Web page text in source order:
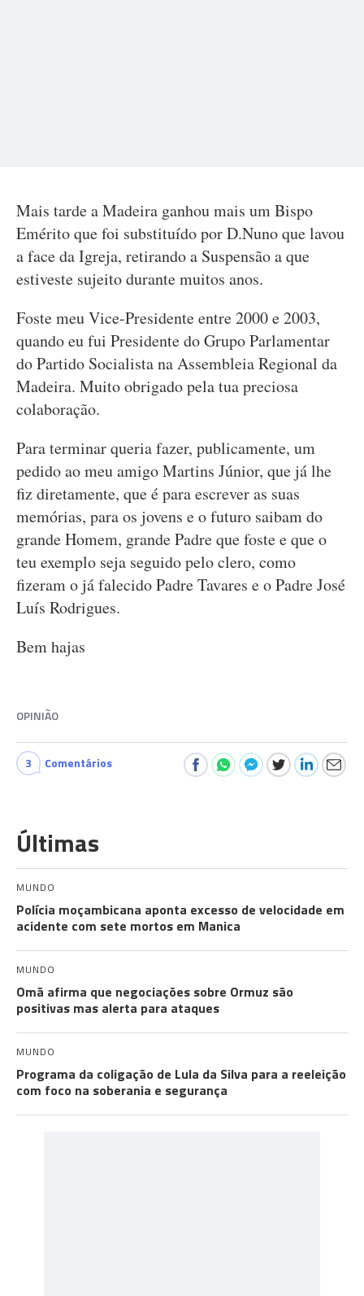
Mais tarde a Madeira ganhou mais um Bispo
Emérito que foi substituído por D.Nuno que lavou
a face da Igreja, retirando a Suspensão a que
estiveste sujeito durante muitos anos.
Foste meu Vice-Presidente entre 2000 e 2003,
quando eu fui Presidente do Grupo Parlamentar
do Partido Socialista na Assembleia Regional da
Madeira. Muito obrigado pela tua preciosa
colaboração.
Para terminar queria fazer, publicamente, um
pedido ao meu amigo Martins Júnior, que já lhe
fiz diretamente, que é para escrever as suas
memórias, para os jovens e o futuro saibam do
grande Homem, grande Padre que foste e que o
teu exemplo seja seguido pelo clero, como
fizeram o já falecido Padre Tavares e o Padre José
Luís Rodrigues.
Bem hajas
OPINIÃO
3 Comentários
Últimas
MUNDO
Polícia moçambicana aponta excesso de velocidade em
acidente com sete mortos em Manica
MUNDO
Omã afirma que negociações sobre Ormuz são
positivas mas alerta para ataques
MUNDO
Programa da coligação de Lula da Silva para a reeleição
com foco na soberania e segurança